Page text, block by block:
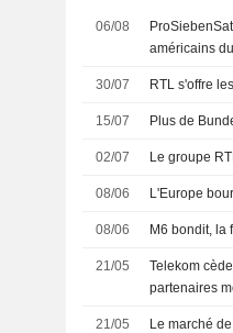
06/08
américains
30/07 RTL s'offre
15/07 Plus de
02/07 Le groupe
08/06 L'Europe
08/06 M6 bondit, la
21/05
Telekom
partenaires
21/05 Le marché